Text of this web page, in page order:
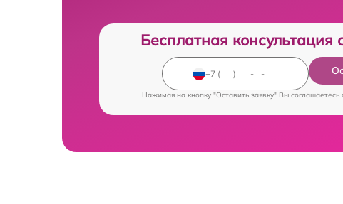
Бесплатная консультация
Нажимая на кнопку "Оставить заявку" Вы соглашаетесь